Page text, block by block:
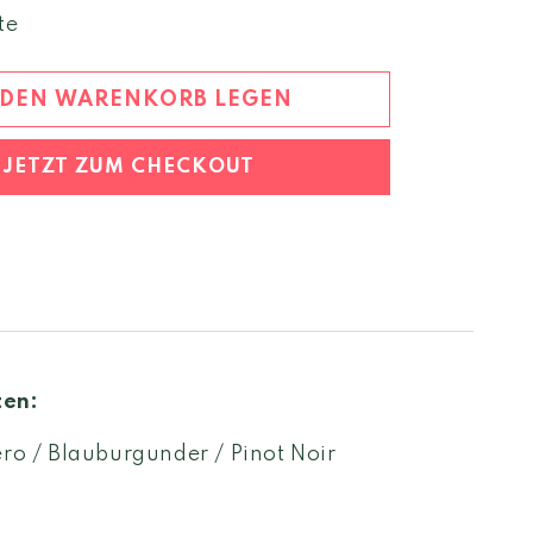
Menge
Grani
Di
Nero
Gran
Cuvee
rosé
DEN WARENKORB LEGEN
JETZT ZUM CHECKOUT
/ Blauburgunder / Pinot Noir